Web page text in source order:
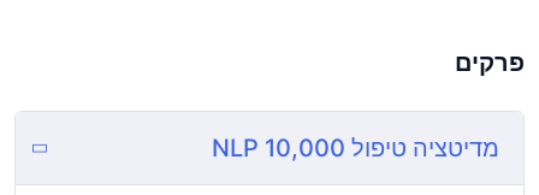
פרקים
מדיטציה טיפול 10,000 NLP